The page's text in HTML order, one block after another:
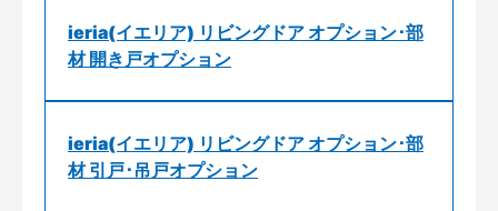
ieria(イエリア) リビングドア オプション･部
材 開き戸オプション
ieria(イエリア) リビングドア オプション･部
材 引戸･吊戸オプション